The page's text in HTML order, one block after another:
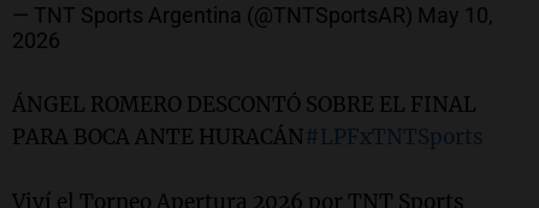
— TNT Sports Argentina (@TNTSportsAR) May 10,
2026
ÁNGEL ROMERO DESCONTÓ SOBRE EL FINAL
PARA BOCA ANTE HURACÁN#LPFxTNTSports
Viví el Torneo Apertura 2026 por TNT Sports